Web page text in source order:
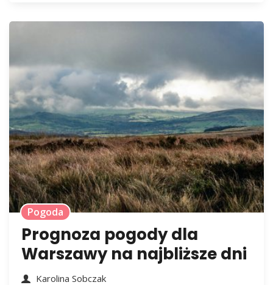
Pogoda
Prognoza pogody dla
Warszawy na najbliższe dni
Karolina Sobczak